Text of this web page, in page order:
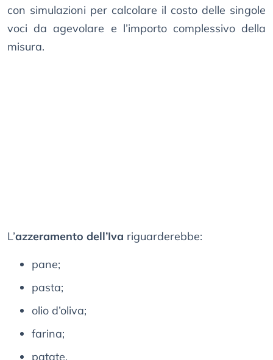
con simulazioni per calcolare il costo delle singole
voci da agevolare e l’importo complessivo della
misura.
L’azzeramento dell’Iva riguarderebbe:
pane;
pasta;
olio d’oliva;
farina;
patate.